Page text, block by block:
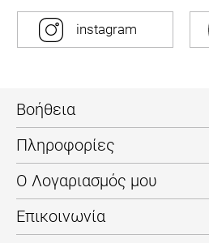
instagram
Βοήθεια
Πληροφορίες
Ο Λογαριασμός μου
Επικοινωνία